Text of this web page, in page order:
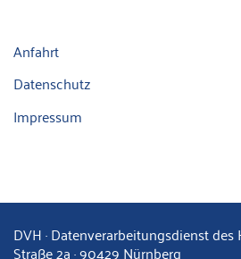
Anfahrt
Datenschutz
Impressum
DVH · Datenverarbeitungsdienst des
Straße 2a · 90429 Nürnberg